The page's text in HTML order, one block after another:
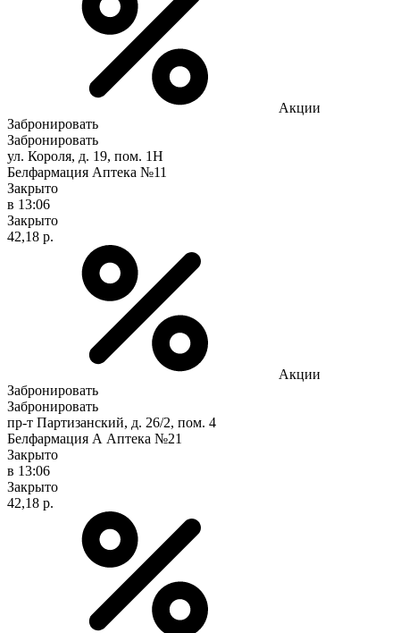
Акции
Забронировать
Забронировать
ул. Короля, д. 19, пом. 1Н
Белфармация Аптека №11
Закрыто
в 13:06
Закрыто
42,18 р.
Акции
Забронировать
Забронировать
пр-т Партизанский, д. 26/2, пом. 4
Белфармация А Аптека №21
Закрыто
в 13:06
Закрыто
42,18 р.